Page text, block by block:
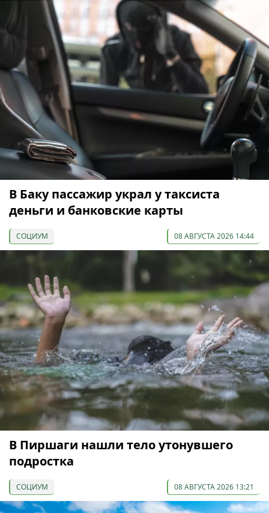
В Баку пассажир украл у таксиста
деньги и банковские карты
СОЦИУМ 08 АВГУСТА 2026 14:44
В Пиршаги нашли тело утонувшего
подростка
СОЦИУМ 08 АВГУСТА 2026 13:21